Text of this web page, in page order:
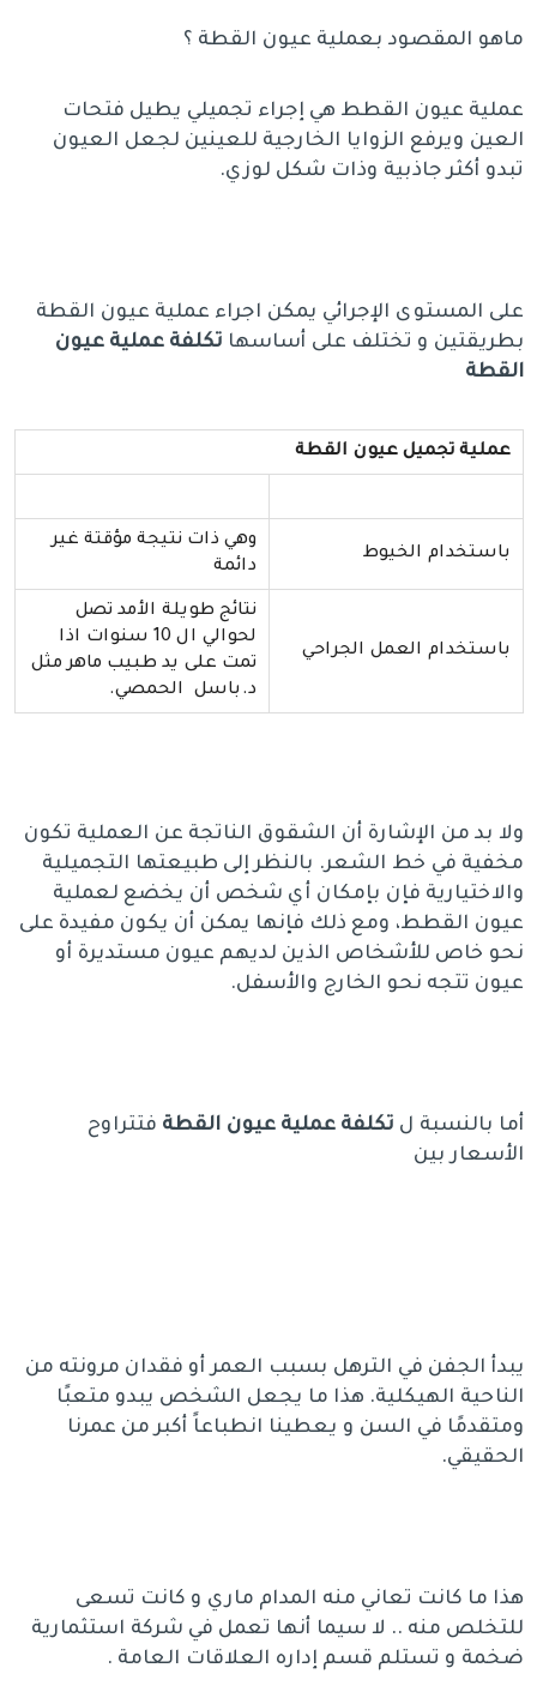
ماهو المقصود بعملية عيون القطة ؟
عملية عيون القطط هي إجراء تجميلي يطيل فتحات
العين ويرفع الزوايا الخارجية للعينين لجعل العيون
تبدو أكثر جاذبية وذات شكل لوزي.
على المستوى الإجرائي يمكن اجراء عملية عيون القطة
بطريقتين و تختلف على أساسها تكلفة عملية عيون
القطة
عملية تجميل عيون القطة
باستخدام الخيوط
وهي ذات نتيجة مؤقتة غير
دائمة
باستخدام العمل الجراحي
نتائج طويلة الأمد تصل
لحوالي ال 10 سنوات اذا
تمت على يد طبيب ماهر مثل
د.باسل الحمصي.
ولا بد من الإشارة أن الشقوق الناتجة عن العملية تكون
مخفية في خط الشعر. بالنظر إلى طبيعتها التجميلية
والاختيارية فإن بإمكان أي شخص أن يخضع لعملية
عيون القطط، ومع ذلك فإنها يمكن أن يكون مفيدة على
نحو خاص للأشخاص الذين لديهم عيون مستديرة أو
عيون تتجه نحو الخارج والأسفل.
أما بالنسبة ل تكلفة عملية عيون القطة فتتراوح
الأسعار بين
يبدأ الجفن في الترهل بسبب العمر أو فقدان مرونته من
الناحية الهيكلية. هذا ما يجعل الشخص يبدو متعبًا
ومتقدمًا في السن و يعطينا انطباعاً أكبر من عمرنا
الحقيقي.
هذا ما كانت تعاني منه المدام ماري و كانت تسعى
للتخلص منه .. لا سيما أنها تعمل في شركة استثمارية
ضخمة و تستلم قسم إداره العلاقات العامة .